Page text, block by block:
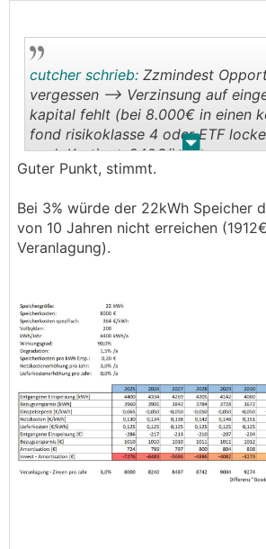
eher nicht 3% p a. steigen.
bisschen das Netz, aber die
Durchschnittlich in der
vielleicht noch 1% p. a.
Aber man wird sehen...
───────────────
Dann sagen wir nur die
p.a. und die Lieferkosten bleiben
ROI geht sich trotzdem aus:
. .
cutcher schrieb: Zzmindest
vergessen --> Verzinsung auf
kapital fehlt (bei 8.000€ in einen
fond risikoklasse 4 oder ETF
nach Kest) --> 240€/jahr
investitionen sollten immer per
Guter Punkt, stimmt.
Bei 3% würde der 22kWh Speicher
von 10 Jahren nicht erreichen
Veranlagung).